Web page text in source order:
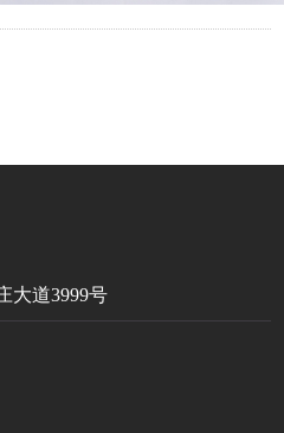
大道3999号